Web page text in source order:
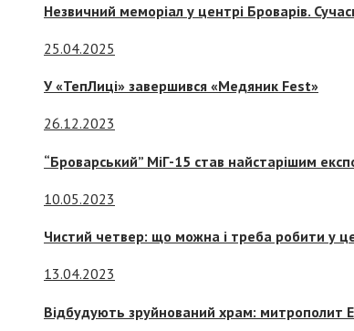
Незвичний меморіал у центрі Броварів.
25.04.2025
У «ТепЛиці» завершився «Медяник Fest»
26.12.2023
“Броварський” МіГ-15 став найстарішим
10.05.2023
Чистий четвер: що можна і треба робити у
13.04.2023
Відбудують зруйнований храм: митрополит